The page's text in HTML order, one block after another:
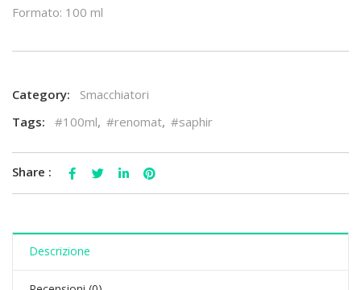
Formato: 100 ml
Category:
Smacchiatori
Tags:
#100ml, #renomat, #saphir
Share :
Descrizione